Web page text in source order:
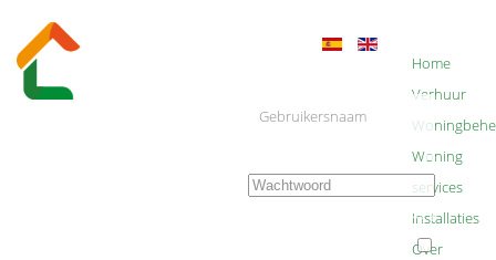
Home
Verhuur
Woning
services
Installaties
Over